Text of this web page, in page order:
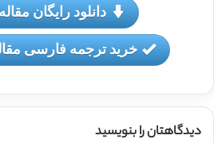
دانلود رایگان
خرید ترجمه فارسی
دیدگاهتان را بنویسید